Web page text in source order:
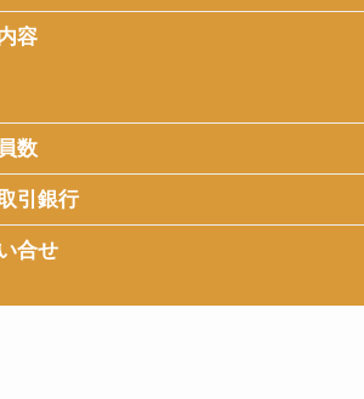
容
数
引銀行
合せ